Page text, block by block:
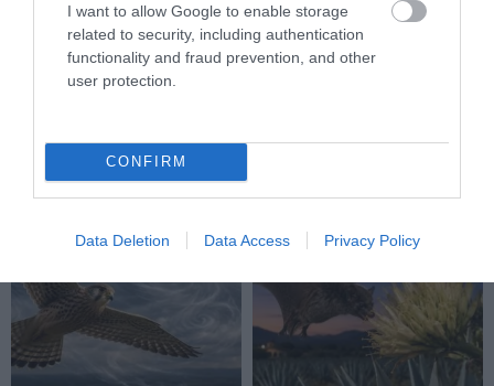
I want to allow Google to enable storage
related to security, including authentication
functionality and fraud prevention, and other
user protection.
CONFIRM
Data Deletion Data Access Privacy Policy
A VADKAMERA EDDIG NÉZETT,
MOST MÁR GONDOLKODNI IS
PRÓBÁL: ÍGY SEGÍTHETI AZ AI
A VADÁLLATOK VÉDELMÉT
AZ AI NEMCSAK KÉPEKET
RAJZOL: REJTETT
KIHALÁSOKAT IS
2026-07-15